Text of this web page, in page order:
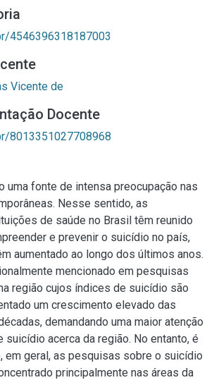
4546396318187003
Vicente de
Docente
8013351027708968
uma fonte de intensa preocupação nas
Nesse sentido, as
de saúde no Brasil têm reunido
e prevenir o suicídio no país,
aumentado ao longo dos últimos anos.
mencionado em pesquisas
região cujos índices de suicídio são
um crescimento elevado das
demandando uma maior atenção
acerca da região. No entanto, é
em geral, as pesquisas sobre o suicídio
principalmente nas áreas da